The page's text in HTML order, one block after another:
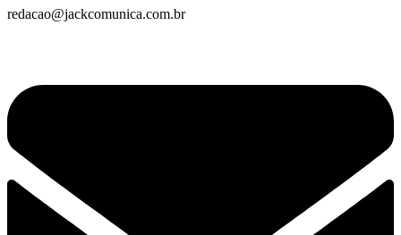
redacao@jackcomunica.com.br